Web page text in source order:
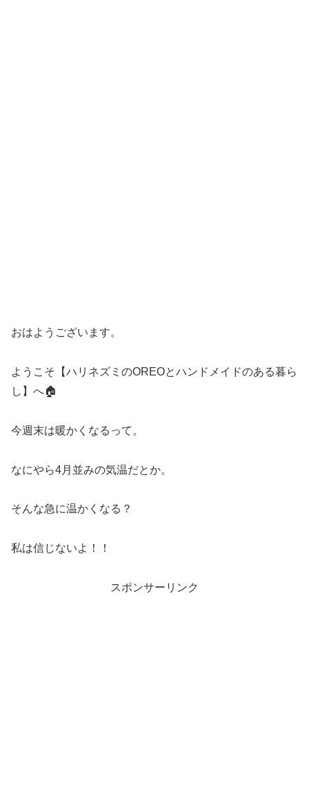
おはようございます。
ようこそ【ハリネズミのOREOとハンドメイドのある暮ら
し】へ🏠
今週末は暖かくなるって。
なにやら4月並みの気温だとか。
そんな急に温かくなる？
私は信じないよ！！
スポンサーリンク